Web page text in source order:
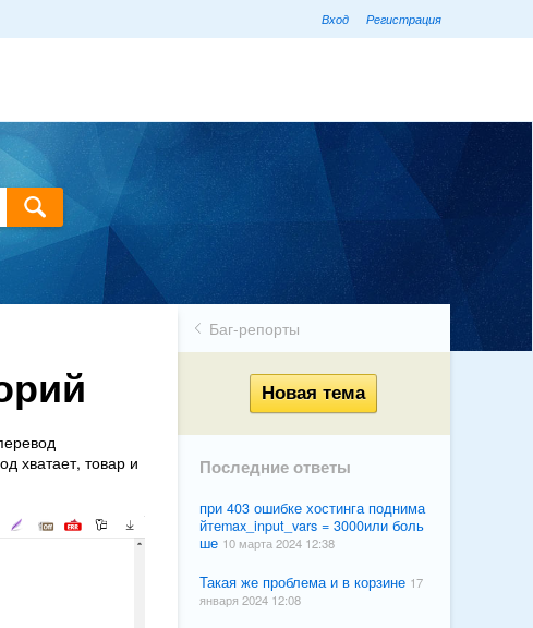
Вход Регистрация
Баг-репорты
Последние ответы
при 403 ошибке хостинга поднима
йтеmax_input_vars = 3000или боль
ше 10 марта 2024 12:38
Такая же проблема и в корзине 17
января 2024 12:08
хватает, товар и